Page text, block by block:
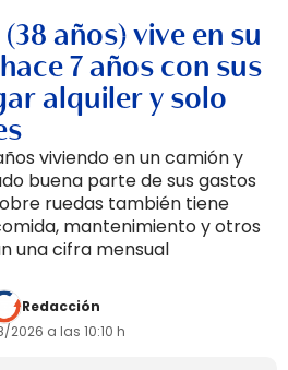
años) vive en su
7 años con sus
alquiler y solo
viviendo en un camión y
buena parte de sus gastos
ruedas también tiene
mantenimiento y otros
una cifra mensual
Redacción
2026 a las 10:10 h